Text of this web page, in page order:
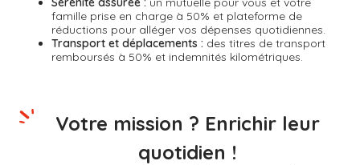
famille prise en charge à 50% et plateforme de
réductions pour alléger vos dépenses quotidiennes.
Transport et déplacements : des titres de transport
remboursés à 50% et indemnités kilométriques.
Votre mission ? Enrichir leur
quotidien !